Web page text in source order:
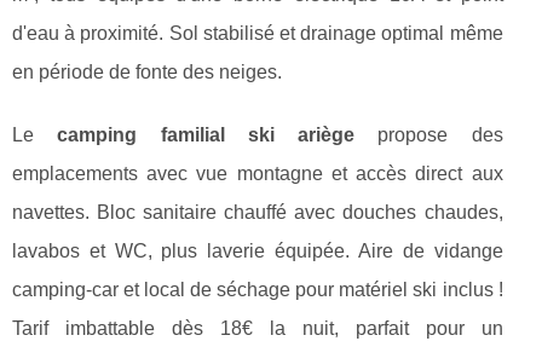
d'eau à proximité. Sol stabilisé et drainage optimal même
en période de fonte des neiges.
Lecamping familial ski ariège propose des
emplacements avec vue montagne et accès direct aux
navettes. Bloc sanitaire chauffé avec douches chaudes,
lavabos et WC, plus laverie équipée. Aire de vidange
camping-car et local de séchage pour matériel ski inclus !
Tarif imbattable dès 18€ la nuit, parfait pour un